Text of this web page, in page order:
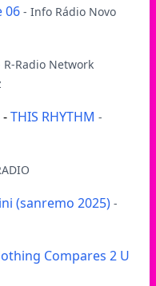
06 - Info Rádio Novo
R-Radio Network
-THIS RHYTHM -
(sanremo 2025) -
Compares 2 U